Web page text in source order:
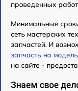
проведенных
Минимальные
сеть мастерских
запчастей. И
запчасть на
на сайте -
Знаем свое